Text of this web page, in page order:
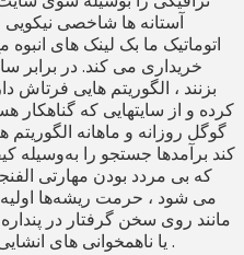
آستانه ها شاخصی نیکویی
اتوماتیک ما بک لینک های
خریداری می کند. در برابر
بزنند ، الگوریتم هایی فرتاش
کرده و از سایتهایی که گناهکار
گوگل روزانه و ماهانه
کند برآمدها جستجو را به‌وسیله
که بی مردد بودن مهارتی
می شود ، حرمت ریشه‌ها
مانند روی سخن گرفتار در
یا ناهمخوانی های انشایی مانعی به آهنگ یادگیری وی نباشد .